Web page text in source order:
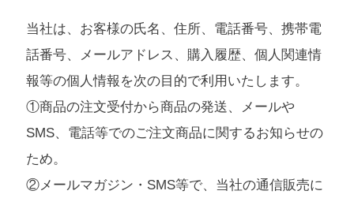
当社は、お客様の氏名、住所、電話番号、携帯電
話番号、メールアドレス、購入履歴、個人関連情
報等の個人情報を次の目的で利用いたします。
①商品の注文受付から商品の発送、メールや
SMS、電話等でのご注文商品に関するお知らせの
ため。
②メールマガジン・SMS等で、当社の通信販売に